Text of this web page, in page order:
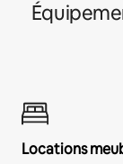
Locations